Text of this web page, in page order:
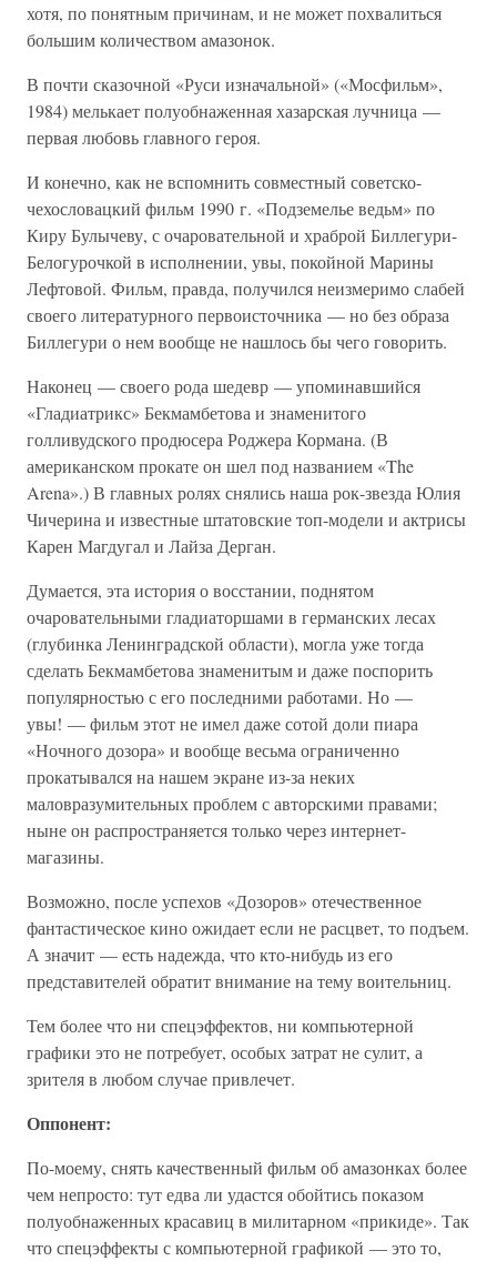
хотя, по понятным причинам, и не может похвалиться
большим количеством амазонок.
В почти сказочной «Руси изначальной» («Мосфильм»,
1984) мелькает полуобнаженная хазарская лучница —
первая любовь главного героя.
И конечно, как не вспомнить совместный советско-
чехословацкий фильм 1990 г. «Подземелье ведьм» по
Киру Булычеву, с очаровательной и храброй Биллегури-
Белогурочкой в исполнении, увы, покойной Марины
Лефтовой. Фильм, правда, получился неизмеримо слабей
своего литературного первоисточника — но без образа
Биллегури о нем вообще не нашлось бы чего говорить.
Наконец — своего рода шедевр — упоминавшийся
«Гладиатрикс» Бекмамбетова и знаменитого
голливудского продюсера Роджера Кормана. (В
американском прокате он шел под названием «The
Arena».) В главных ролях снялись наша рок-звезда Юлия
Чичерина и известные штатовские топ-модели и актрисы
Карен Магдугал и Лайза Дерган.
Думается, эта история о восстании, поднятом
очаровательными гладиаторшами в германских лесах
(глубинка Ленинградской области), могла уже тогда
сделать Бекмамбетова знаменитым и даже поспорить
популярностью с его последними работами. Но —
увы! — фильм этот не имел даже сотой доли пиара
«Ночного дозора» и вообще весьма ограниченно
прокатывался на нашем экране из-за неких
маловразумительных проблем с авторскими правами;
ныне он распространяется только через интернет-
магазины.
Возможно, после успехов «Дозоров» отечественное
фантастическое кино ожидает если не расцвет, то подъем.
А значит — есть надежда, что кто-нибудь из его
представителей обратит внимание на тему воительниц.
Тем более что ни спецэффектов, ни компьютерной
графики это не потребует, особых затрат не сулит, а
зрителя в любом случае привлечет.
Оппонент:
По-моему, снять качественный фильм об амазонках более
чем непросто: тут едва ли удастся обойтись показом
полуобнаженных красавиц в милитарном «прикиде». Так
что спецэффекты с компьютерной графикой — это то,